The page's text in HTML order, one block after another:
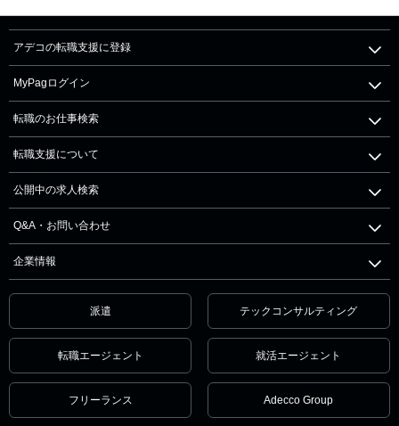
アデコの転職支援に登録
MyPagログイン
転職のお仕事検索
転職支援について
公開中の求人検索
Q&A・お問い合わせ
企業情報
派遣 テックコンサルティング
転職エージェント 就活エージェント
フリーランス Adecco Group